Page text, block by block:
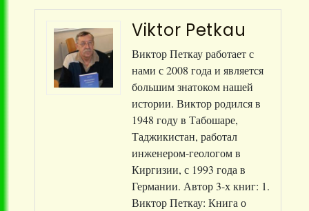
Viktor Petkau
Виктор Петкау работает с
нами с 2008 года и является
большим знатоком нашей
истории. Виктор родился в
1948 году в Табошаре,
Таджикистан, работал
инженером-геологом в
Киргизии, с 1993 года в
Германии. Автор 3-х книг: 1.
Виктор Петкау: Книга о